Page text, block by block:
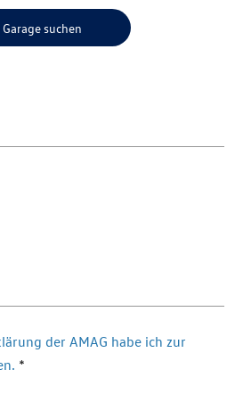
Garage suchen
der AMAG habe ich zur